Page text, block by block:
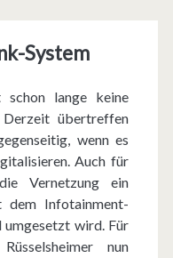
System
schon lange keine
übertreffen
wenn es
Auch für
Vernetzung ein
dem Infotainment-
umgesetzt wird. Für
nun